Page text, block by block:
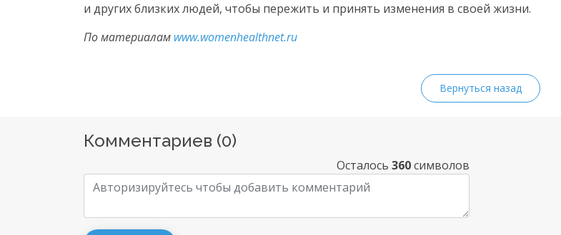
и других близких людей, чтобы пережить и принять изменения в своей жизни.
По материалам www.womenhealthnet.ru
Вернуться назад
Комментариев (0)
Осталось 360символов